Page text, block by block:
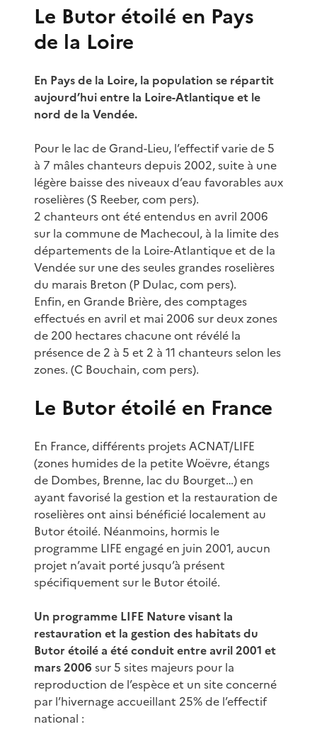
Le Butor étoilé en Pays
de la Loire
En Pays de la Loire, la population se répartit
aujourd’hui entre la Loire-Atlantique et le
nord de la Vendée.
Pour le lac de Grand-Lieu, l’effectif varie de 5
à 7 mâles chanteurs depuis 2002, suite à une
légère baisse des niveaux d’eau favorables aux
roselières (S Reeber, com pers).
2 chanteurs ont été entendus en avril 2006
sur la commune de Machecoul, à la limite des
départements de la Loire-Atlantique et de la
Vendée sur une des seules grandes roselières
du marais Breton (P Dulac, com pers).
Enfin, en Grande Brière, des comptages
effectués en avril et mai 2006 sur deux zones
de 200 hectares chacune ont révélé la
présence de 2 à 5 et 2 à 11 chanteurs selon les
zones. (C Bouchain, com pers).
Le Butor étoilé en France
En France, différents projets ACNAT/LIFE
(zones humides de la petite Woëvre, étangs
de Dombes, Brenne, lac du Bourget…) en
ayant favorisé la gestion et la restauration de
roselières ont ainsi bénéficié localement au
Butor étoilé. Néanmoins, hormis le
programme LIFE engagé en juin 2001, aucun
projet n’avait porté jusqu’à présent
spécifiquement sur le Butor étoilé.
Un programme LIFE Nature visant la
restauration et la gestion des habitats du
Butor étoilé a été conduit entre avril 2001 et
mars 2006 sur 5 sites majeurs pour la
reproduction de l’espèce et un site concerné
par l’hivernage accueillant 25% de l’effectif
national :